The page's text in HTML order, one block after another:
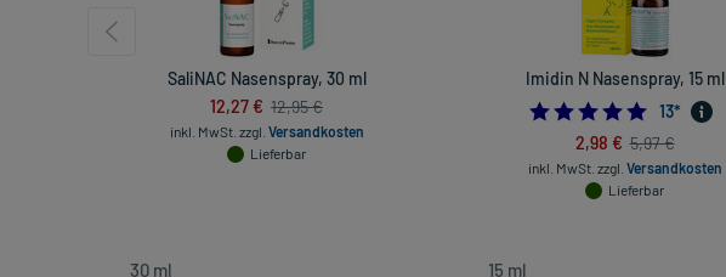
SaliNAC Nasenspray, 30 ml
12,27 € 12,95 €
inkl. MwSt. zzgl. Versandkosten
Lieferbar
Imidin N Nasenspray, 15 ml
5.0
13*
2,98 € 5,97 €
inkl. MwSt. zzgl. Versandkosten
Lieferbar